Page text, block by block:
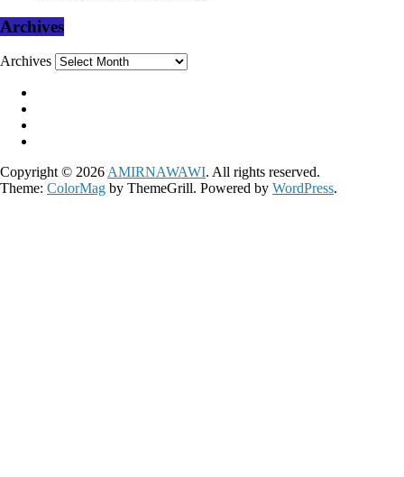
Archives
Archives
Copyright © 2026 AMIRNAWAWI. All rights reserved.
Theme: ColorMag by ThemeGrill. Powered by WordPress.